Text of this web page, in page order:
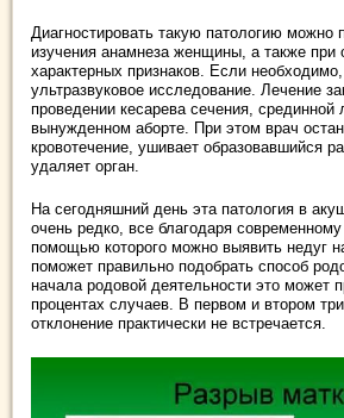
Диагностировать такую патологию можно
изучения анамнеза женщины, а также при
характерных признаков. Если
ультразвуковое исследование. Лечение
проведении кесарева сечения, срединной
вынужденном аборте. При этом врач
кровотечение, ушивает образовавшийся
удаляет орган.
На сегодняшний день эта патология в
очень редко, все благодаря
помощью которого можно выявить недуг
поможет правильно подобрать способ
начала родовой деятельности это может
процентах случаев. В первом и втором
отклонение практически не встречается.